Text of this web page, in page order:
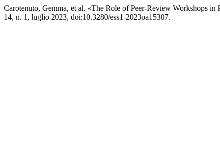
Carotenuto, Gemma, et al. «The Role of Peer-Review Workshops in
14, n. 1, luglio 2023, doi:10.3280/ess1-2023oa15307.